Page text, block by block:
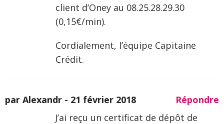
client d’Oney au 08.25.28.29.30
(0,15€/min).
Cordialement, l’équipe Capitaine
Crédit.
par Alexandr - 21 février 2018
Répondre
J’ai reçu un certificat de dépôt de